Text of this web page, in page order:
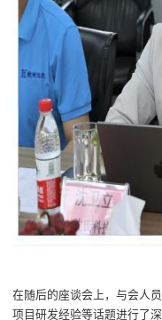
在随后的座谈会上，与会人员
项目研发经验等话题进行了